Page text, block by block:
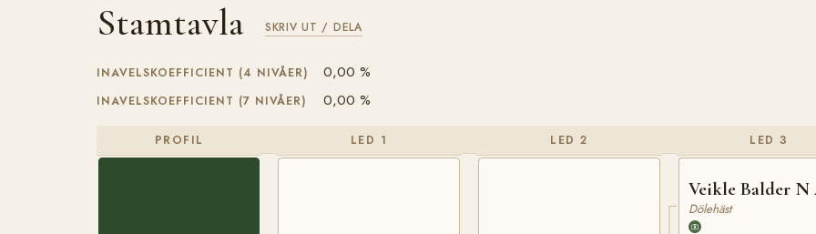
Stamtavla SKRIV UT / DELA
INAVELSKOEFFICIENT (4 NIVÅER) 0,00 %
INAVELSKOEFFICIENT (7 NIVÅER) 0,00 %
PROFIL LED 1 LED 2 LED 3
Veikle Balder N
Dölehäst